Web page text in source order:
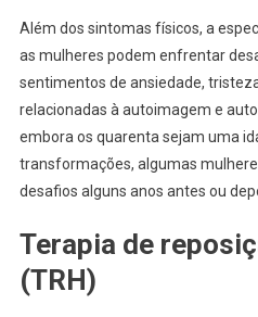
Além dos sintomas físicos, a
as mulheres podem enfrentar
sentimentos de ansiedade,
relacionadas à autoimagem e
embora os quarenta sejam uma
transformações, algumas
desafios alguns anos antes ou
Terapia de
(TRH)